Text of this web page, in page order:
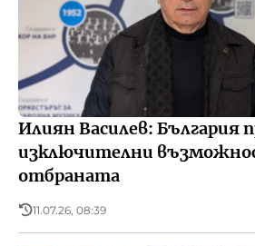
Илиян Василев: България
изключителни
отбраната
11.07.26, 08:39